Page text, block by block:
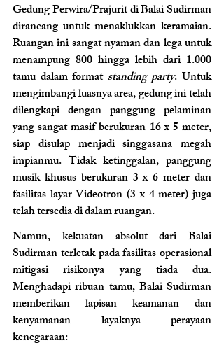
Gedung Perwira/Prajurit di Balai Sudirman
dirancang untuk menaklukkan keramaian.
Ruangan ini sangat nyaman dan lega untuk
menampung 800 hingga lebih dari 1.000
tamu dalam format standing party. Untuk
mengimbangi luasnya area, gedung ini telah
dilengkapi dengan panggung pelaminan
yang sangat masif berukuran 16 x 5 meter,
siap disulap menjadi singgasana megah
impianmu. Tidak ketinggalan, panggung
musik khusus berukuran 3 x 6 meter dan
fasilitas layar Videotron (3 x 4 meter) juga
telah tersedia di dalam ruangan.
Namun, kekuatan absolut dari Balai
Sudirman terletak pada fasilitas operasional
mitigasi risikonya yang tiada dua.
Menghadapi ribuan tamu, Balai Sudirman
memberikan lapisan keamanan dan
kenyamanan layaknya perayaan
kenegaraan: